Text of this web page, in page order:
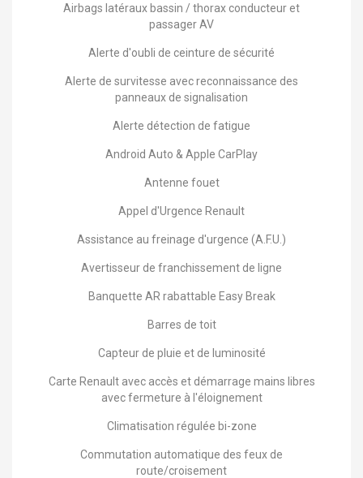
Airbags latéraux bassin / thorax conducteur et
passager AV
Alerte d'oubli de ceinture de sécurité
Alerte de survitesse avec reconnaissance des
panneaux de signalisation
Alerte détection de fatigue
Android Auto & Apple CarPlay
Antenne fouet
Appel d'Urgence Renault
Assistance au freinage d'urgence (A.F.U.)
Avertisseur de franchissement de ligne
Banquette AR rabattable Easy Break
Barres de toit
Capteur de pluie et de luminosité
Carte Renault avec accès et démarrage mains libres
avec fermeture à l'éloignement
Climatisation régulée bi-zone
Commutation automatique des feux de
route/croisement